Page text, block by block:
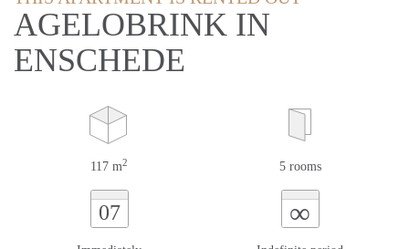
AGELOBRINK IN
ENSCHEDE
117 m2 5 rooms
07 ∞